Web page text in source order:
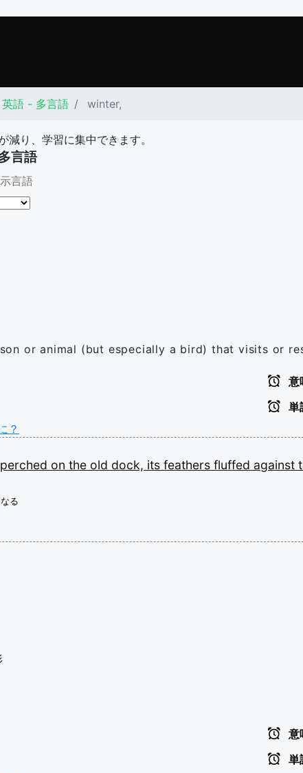
英語 - 多言語 winter,
減り、学習に集中できます。
言語
言語
or animal (but especially a bird) that visits or
意
単
？
perched on the old dock, its feathers fluffed against
る
意
単